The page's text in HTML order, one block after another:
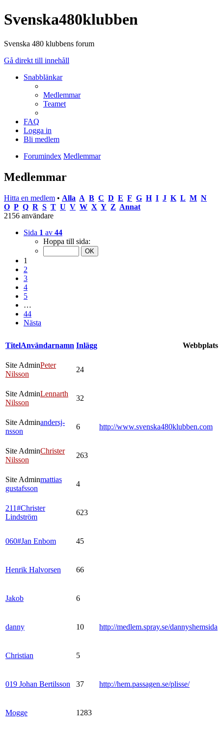
Svenska480klubben
Svenska 480 klubbens forum
Gå direkt till innehåll
Snabblänkar
Medlemmar
Teamet
FAQ
Logga in
Bli medlem
Forumindex Medlemmar
Medlemmar
Hitta en medlem • Alla A B C D E F G H I J K L M N
O P Q R S T U V W X Y Z Annat
2156 användare
Sida 1 av 44
Hoppa till sida:
1
2
3
4
5
…
44
Nästa
TitelAnvändarnamn Inlägg Webbplats
Site AdminPeter
Nilsson
24
Site AdminLennarth
Nilsson
32
Site Adminandersj-
nsson
6 http://www.svenska480klubben.com
Site AdminChrister
Nilsson
263
Site Adminmattias
gustafsson
4
211#Christer
Lindström
623
060#Jan Enbom 45
Henrik Halvorsen 66
Jakob 6
danny 10 http://medlem.spray.se/dannyshemsida
Christian 5
019 Johan Bertilsson 37 http://hem.passagen.se/plisse/
Mogge 1283